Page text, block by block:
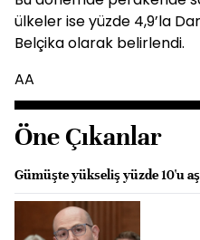
ülkeler ise yüzde 4,9’la
Belçika olarak belirlendi.
AA
Öne Çıkanlar
Gümüşte yükseliş yüzde 10'u